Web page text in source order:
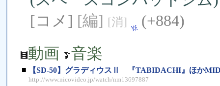
[コメ] [編] [消]
(+884)
動画
音楽
■ 【SD-50】グラディウスⅡ 『TABIDACHI』ほか
http://www.nicovideo.jp/watch/nm13697887